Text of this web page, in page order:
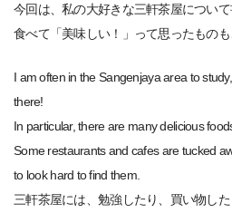
今回は、私の大好きな三軒茶屋につい
食べて「美味しい！」って思ったものも
I am often in the Sangenjaya area to
there!
In particular, there are many delicious
Some restaurants and cafes are tucked
to look hard to find them.
三軒茶屋には、勉強したり、買い物し